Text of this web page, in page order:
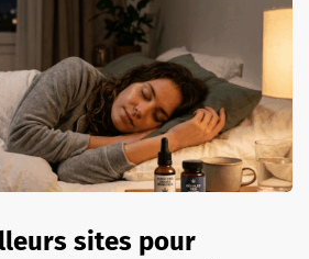
sites pour